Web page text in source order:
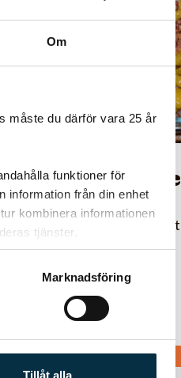
Om
måste du därför vara 25 år
funktioner för
information från din enhet
kombinera informationen
tjänster.
Marknadsföring
Tillåt alla
Turkisk köfte
En längtan till Turkisk mat